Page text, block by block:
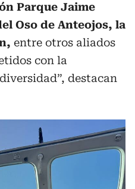
Parque Jaime
Oso de Anteojos, la
entre otros aliados
con la
destacan